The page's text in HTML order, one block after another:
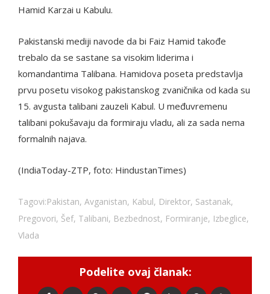
Hamid Karzai u Kabulu.
Pakistanski mediji navode da bi Faiz Hamid takođe
trebalo da se sastane sa visokim liderima i
komandantima Talibana. Hamidova poseta predstavlja
prvu posetu visokog pakistanskog zvaničnika od kada su
15. avgusta talibani zauzeli Kabul. U međuvremenu
talibani pokušavaju da formiraju vladu, ali za sada nema
formalnih najava.
(IndiaToday-ZTP, foto: HindustanTimes)
Tagovi:Pakistan, Avganistan, Kabul, Direktor, Sastanak,
Pregovori, Šef, Talibani, Bezbednost, Formiranje, Izbeglice,
Vlada
Podelite ovaj članak: